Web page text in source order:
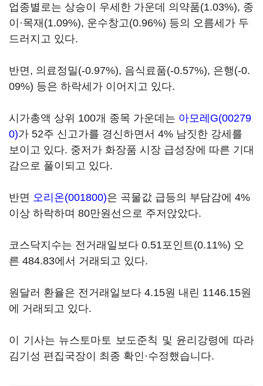
업종별로는 상승이 우세한 가운데 의약품(1.03%), 종
이·목재(1.09%), 운수창고(0.96%) 등의 오름세가 두
드러지고 있다.
반면, 의료정밀(-0.97%), 음식료품(-0.57%), 은행(-0.
09%) 등은 하락세가 이어지고 있다.
시가총액 상위 100개 종목 가운데는 아모레G(00279
0)가 52주 신고가를 경신하면서 4% 남짓한 강세를
보이고 있다. 중저가 화장품 시장 급성장에 따른 기대
감으로 풀이되고 있다.
반면 오리온(001800)은 곡물값 급등의 부담감에 4%
이상 하락하며 80만원선으로 주저앉았다.
코스닥지수는 전거래일보다 0.51포인트(0.11%) 오
른 484.83에서 거래되고 있다.
원달러 환율은 전거래일보다 4.15원 내린 1146.15원
에 거래되고 있다.
이 기사는 뉴스토마토 보도준칙 및 윤리강령에 따라
김기성 편집국장이 최종 확인·수정했습니다.